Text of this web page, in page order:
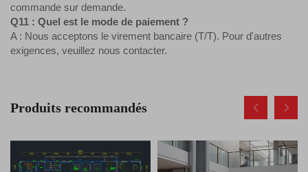
commande sur demande.
Q11 : Quel est le mode de paiement ?
A : Nous acceptons le virement bancaire (T/T). Pour d'autres
exigences, veuillez nous contacter.
Produits recommandés